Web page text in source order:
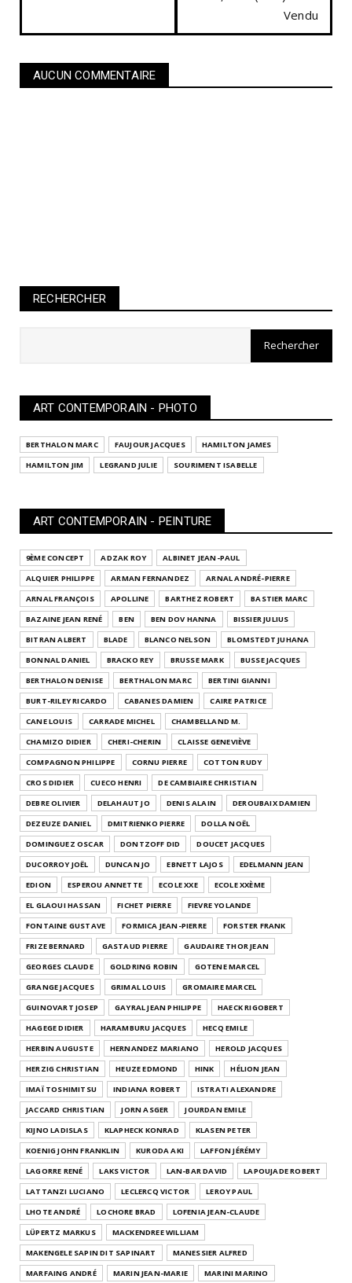
Vendu
AUCUN COMMENTAIRE
RECHERCHER
ART CONTEMPORAIN - PHOTO
BERTHALON MARC FAUJOUR JACQUES
HAMILTON JAMES
HAMILTON JIM
LEGRAND JULIE SOURIMENT ISABELLE
ART CONTEMPORAIN - PEINTURE
9ÈME CONCEPT ADZAK ROY
ALBINET JEAN-PAUL
ALQUIER PHILIPPE
ARMAN FERNANDEZ
ARNAL ANDRÉ-PIERRE
ARNAL FRANÇOIS
APOLLINE BARTHEZ ROBERT
BASTIER MARC
BAZAINE JEAN RENÉ
BEN BEN DOV HANNA
BISSIER JULIUS
BITRAN ALBERT
BLADE BLANCO NELSON
BLOMSTEDT JUHANA
BONNAL DANIEL
BRACKO REY BRUSSE MARK
BUSSE JACQUES
BERTHALON DENISE
BERTHALON MARC
BERTINI GIANNI
BURT-RILEY RICARDO
CABANES DAMIEN
CAIRE PATRICE
CANE LOUIS
CARRADE MICHEL
CHAMBELLAND M.
CHAMIZO DIDIER
CHERI-CHERIN
CLAISSE GENEVIÈVE
COMPAGNON PHILIPPE
CORNU PIERRE
COTTON RUDY
CROS DIDIER
CUECO HENRI
DE CAMBIAIRE CHRISTIAN
DEBRE OLIVIER
DELAHAUT JO DENIS ALAIN
DEROUBAIX DAMIEN
DEZEUZE DANIEL
DMITRIENKO PIERRE
DOLLA NOËL
DOMINGUEZ OSCAR
DONTZOFF DID
DOUCET JACQUES
DUCORROY JOËL
DUNCAN JO EBNETT LAJOS
EDELMANN JEAN
EDION
ESPEROU ANNETTE ECOLE XXE
ECOLE XXÈME
EL GLAOUI HASSAN
FICHET PIERRE
FIEVRE YOLANDE
FONTAINE GUSTAVE
FORMICA JEAN-PIERRE
FORSTER FRANK
FRIZE BERNARD
GASTAUD PIERRE
GAUDAIRE THOR JEAN
GEORGES CLAUDE
GOLDRING ROBIN
GOTENE MARCEL
GRANGE JACQUES
GRIMAL LOUIS
GROMAIRE MARCEL
GUINOVART JOSEP
GAYRAL JEAN PHILIPPE
HAECK RIGOBERT
HAGEGE DIDIER
HARAMBURU JACQUES
HECQ EMILE
HERBIN AUGUSTE
HERNANDEZ MARIANO
HEROLD JACQUES
HERZIG CHRISTIAN
HEUZE EDMOND HINK
HÉLION JEAN
IMAÏ TOSHIMITSU
INDIANA ROBERT
ISTRATI ALEXANDRE
JACCARD CHRISTIAN
JORN ASGER
JOURDAN EMILE
KIJNO LADISLAS
KLAPHECK KONRAD
KLASEN PETER
KOENIG JOHN FRANKLIN
KURODA AKI
LAFFON JÉRÉMY
LAGORRE RENÉ
LAKS VICTOR LAN-BAR DAVID
LAPOUJADE ROBERT
LATTANZI LUCIANO
LECLERCQ VICTOR
LEROY PAUL
LHOTE ANDRÉ
LOCHORE BRAD
LOFENIA JEAN-CLAUDE
LÜPERTZ MARKUS
MACKENDREE WILLIAM
MAKENGELE SAPIN DIT SAPINART
MANESSIER ALFRED
MARFAING ANDRÉ
MARIN JEAN-MARIE
MARINI MARINO